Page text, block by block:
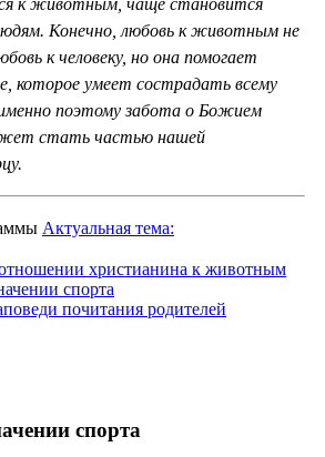
Конечно, любовь к животным не
к человеку, но она помогает
которое умеет сострадать всему
поэтому забота о Божием
стать частью нашей
Актуальная тема:
христианина к животным
спорта
почитания родителей
спорта